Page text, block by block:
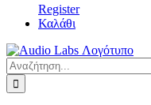
Register
Καλάθι
Αναζήτηση
για: